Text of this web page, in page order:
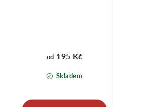
Skladem
od 195 Kč